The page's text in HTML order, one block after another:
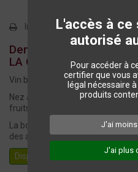
L'accès à
autorisé
Pour accéder à
certifier que vous
légal nécessaire
produits
J'ai
J'ai plus
Imprimer
Demi bouteille -
LA CURGUETIÈRE 37.5
Vin brillant, rubis foncé.
Nez assez intense, dominé par
fruits noirs.
La bouche est ronde en attaque
des arômes de fruits rouges
Disponible